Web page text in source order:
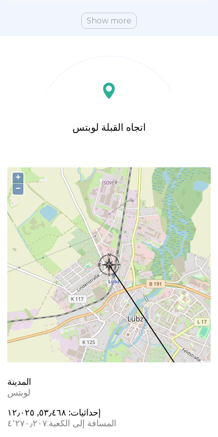
Show more
اتجاه القبلة لوبتس
+
−
المدينة
لوبتس
إحداثيات: ٥٣٫٤٦٨, ١٢٫٠٢٥
المسافة إلى الكعبة:٤٬٢٧٠٫٢٠٧